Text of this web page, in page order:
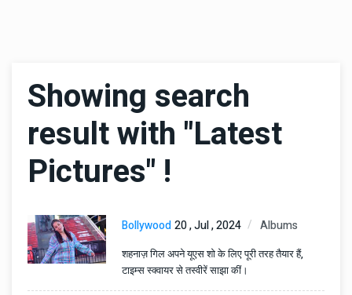
Showing search
result with "Latest
Pictures" !
Bollywood20 , Jul , 2024 Albums
शहनाज़ गिल अपने यूएस शो के लिए पूरी तरह तैयार हैं,
टाइम्स स्क्वायर से तस्वीरें साझा कीं।